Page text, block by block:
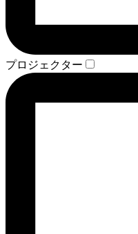
プロジェクター